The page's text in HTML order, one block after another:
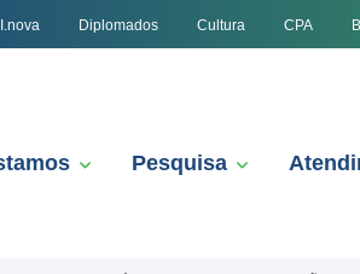
I.nova Diplomados Cultura CPA
Pesquisa